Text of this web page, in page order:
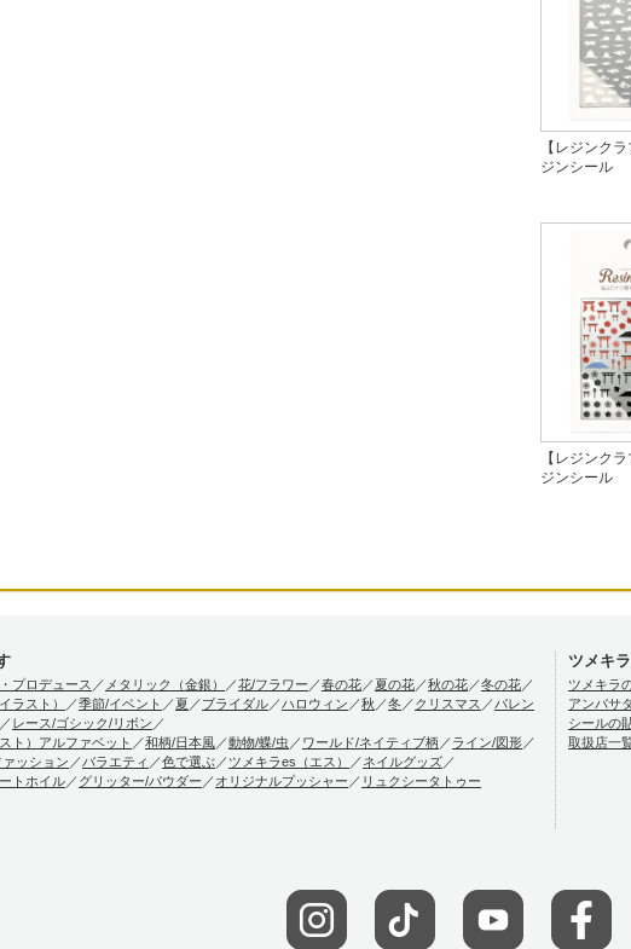
【レジンク
ジンシール
【レジンク
ジンシール
プロデュース ／ メタリック（金銀） ／花/フラワー ／春の花 ／夏の花 ／秋の花 ／冬の花 ／
ラスト）
／季節/イベント ／夏 ／ ブライダル ／ハロウィン ／秋 ／冬 ／ クリスマス ／ バレン
／ レース/ゴシック/リボン ／
ト）アルファベット ／和柄/日本風 ／動物/蝶/虫 ／ ワールド/ネイティブ柄 ／ ライン/図形 ／
ッション ／ バラエティ ／色で選ぶ ／ ツメキラes（エス） ／ ネイルグッズ ／
トホイル ／ グリッター/パウダー ／ オリジナルプッシャー ／ リュクシータトゥー
ツメキ
ツメキラ
アンバサ
シールの
取扱店一